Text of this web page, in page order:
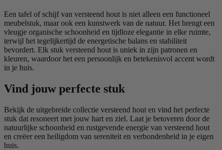
Een tafel of schijf van versteend hout is niet alleen een functioneel
meubelstuk, maar ook een kunstwerk van de natuur. Het brengt een
vleugje organische schoonheid en tijdloze elegantie in elke ruimte,
terwijl het tegelijkertijd de energetische balans en stabiliteit
bevordert. Elk stuk versteend hout is uniek in zijn patronen en
kleuren, waardoor het een persoonlijk en betekenisvol accent wordt
in je huis.
Vind jouw perfecte stuk
Bekijk de uitgebreide collectie versteend hout en vind het perfecte
stuk dat resoneert met jouw hart en ziel. Laat je betoveren door de
natuurlijke schoonheid en rustgevende energie van versteend hout
en creëer een heiligdom van sereniteit en verbondenheid in je eigen
huis.